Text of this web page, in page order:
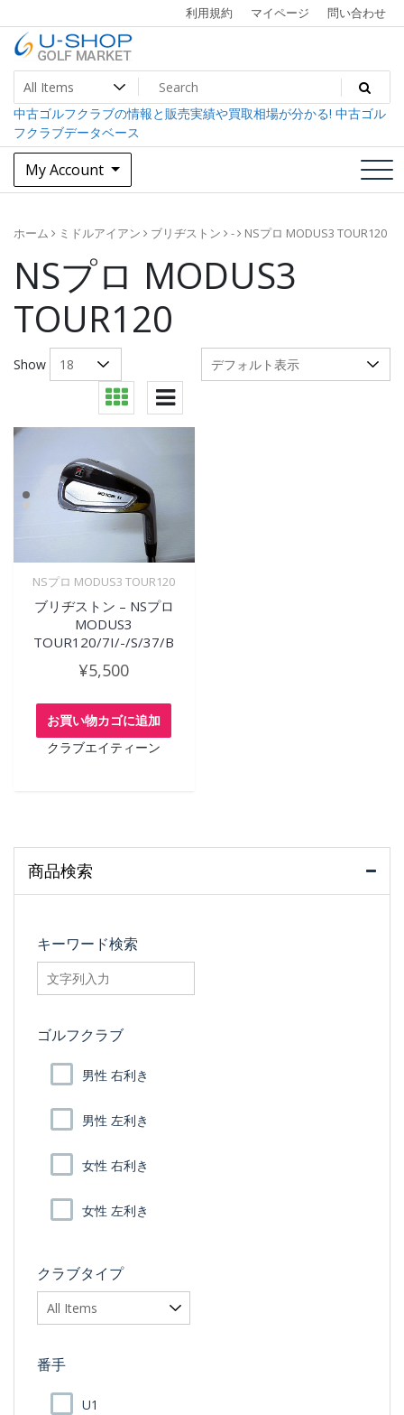
to
content
利用規約 マイページ 問い合わせ
U-SHOP Golf Market dev
中古ゴルフクラブ最大級！U-SHOPゴルフマーケット
中古ゴルフクラブの情報と販売実績や買取相場が分かる! 中古ゴル
フクラブデータベース
My Account
ホーム ミドルアイアン ブリヂストン - NSプロ MODUS3 TOUR120
NSプロ MODUS3
TOUR120
Show
NSプロ MODUS3 TOUR120
ブリヂストン – NSプロ
MODUS3
TOUR120/7I/-/S/37/B
¥5,500
お買い物カゴに追加
クラブエイティーン
商品検索
キーワード検索
searchfilter_pro
ゴルフクラブ
男性 右利き
男性 左利き
女性 右利き
女性 左利き
クラブタイプ
番手
U1